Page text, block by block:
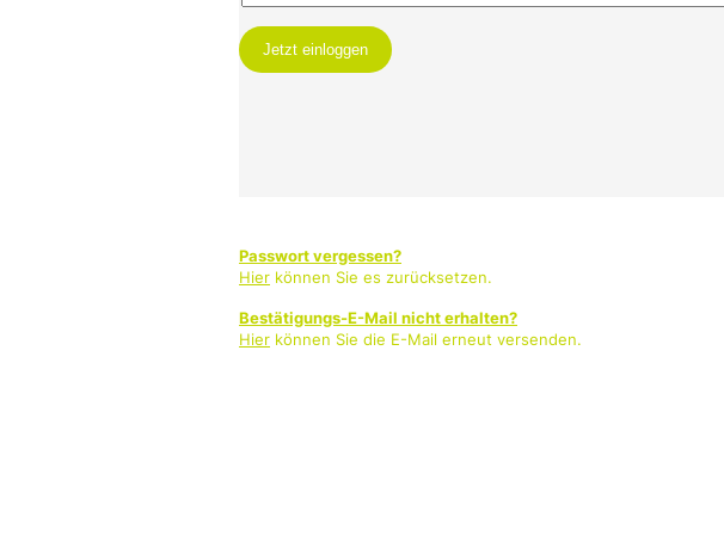
Passwort vergessen?
Hier können Sie es zurücksetzen.
Bestätigungs-E-Mail nicht erhalten?
Hier können Sie die E-Mail erneut versenden.